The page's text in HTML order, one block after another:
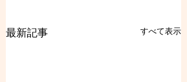
最新記事 すべて表示